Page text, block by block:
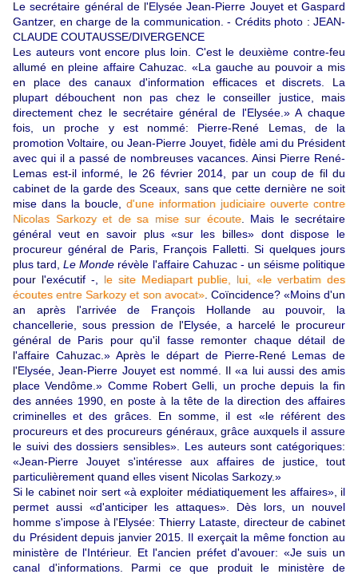
Le secrétaire général de l'Elysée Jean-Pierre Jouyet et Gaspard
Gantzer, en charge de la communication. - Crédits photo : JEAN-
CLAUDE COUTAUSSE/DIVERGENCE
Les auteurs vont encore plus loin. C'est le deuxième contre-feu
allumé en pleine affaire Cahuzac. «La gauche au pouvoir a mis
en place des canaux d'information efficaces et discrets. La
plupart débouchent non pas chez le conseiller justice, mais
directement chez le secrétaire général de l'Elysée.» A chaque
fois, un proche y est nommé: Pierre-René Lemas, de la
promotion Voltaire, ou Jean-Pierre Jouyet, fidèle ami du Président
avec qui il a passé de nombreuses vacances. Ainsi Pierre René-
Lemas est-il informé, le 26 février 2014, par un coup de fil du
cabinet de la garde des Sceaux, sans que cette dernière ne soit
mise dans la boucle, d'une information judiciaire ouverte contre
Nicolas Sarkozy et de sa mise sur écoute. Mais le secrétaire
général veut en savoir plus «sur les billes» dont dispose le
procureur général de Paris, François Falletti. Si quelques jours
plus tard,Le Monde révèle l'affaire Cahuzac - un séisme politique
pour l'exécutif -, le site Mediapart publie , lui,«le verbatim des
écoutes entre Sarkozy et son avocat». Coïncidence? «Moins d'un
an après l'arrivée de François Hollande au pouvoir, la
chancellerie, sous pression de l'Elysée, a harcelé le procureur
général de Paris pour qu'il fasse remonter chaque détail de
l'affaire Cahuzac.» Après le départ de Pierre-René Lemas de
l'Elysée, Jean-Pierre Jouyet est nommé. Il «a lui aussi des amis
place Vendôme.» Comme Robert Gelli, un proche depuis la fin
des années 1990, en poste à la tête de la direction des affaires
criminelles et des grâces. En somme, il est «le référent des
procureurs et des procureurs généraux, grâce auxquels il assure
le suivi des dossiers sensibles». Les auteurs sont catégoriques:
«Jean-Pierre Jouyet s'intéresse aux affaires de justice, tout
particulièrement quand elles visent Nicolas Sarkozy.»
Si le cabinet noir sert «à exploiter médiatiquement les affaires», il
permet aussi «d'anticiper les attaques». Dès lors, un nouvel
homme s'impose à l'Elysée: Thierry Lataste, directeur de cabinet
du Président depuis janvier 2015. Il exerçait la même fonction au
ministère de l'Intérieur. Et l'ancien préfet d'avouer: «Je suis un
canal d'informations. Parmi ce que produit le ministère de